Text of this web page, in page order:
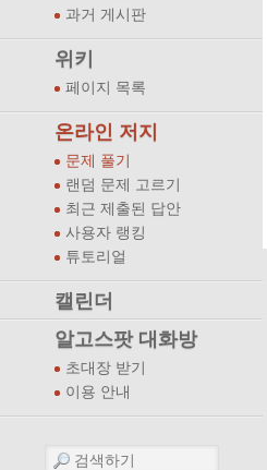
과거 게시판
위키
페이지 목록
온라인 저지
문제 풀기
랜덤 문제 고르기
최근 제출된 답안
사용자 랭킹
튜토리얼
캘린더
알고스팟 대화방
초대장 받기
이용 안내